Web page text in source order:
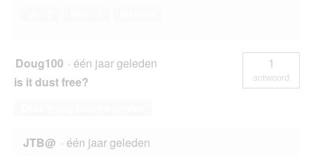
Doug100 · één jaar geleden
is it dust free?
1
antwoord
JTB@ · één jaar geleden